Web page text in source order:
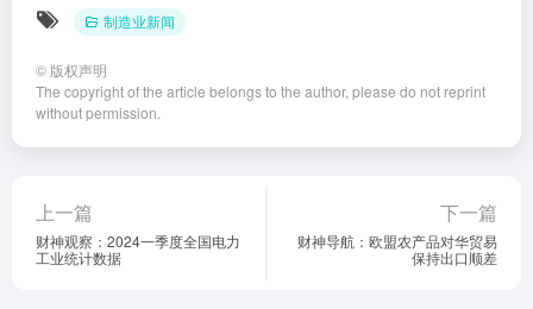
制造业新闻
© 版权声明
The copyright of the article belongs to the author, please do not reprint
without permission.
上一篇
财神观察：2024一季度全国电力
工业统计数据
下一篇
财神导航：欧盟农产品对华贸易
保持出口顺差